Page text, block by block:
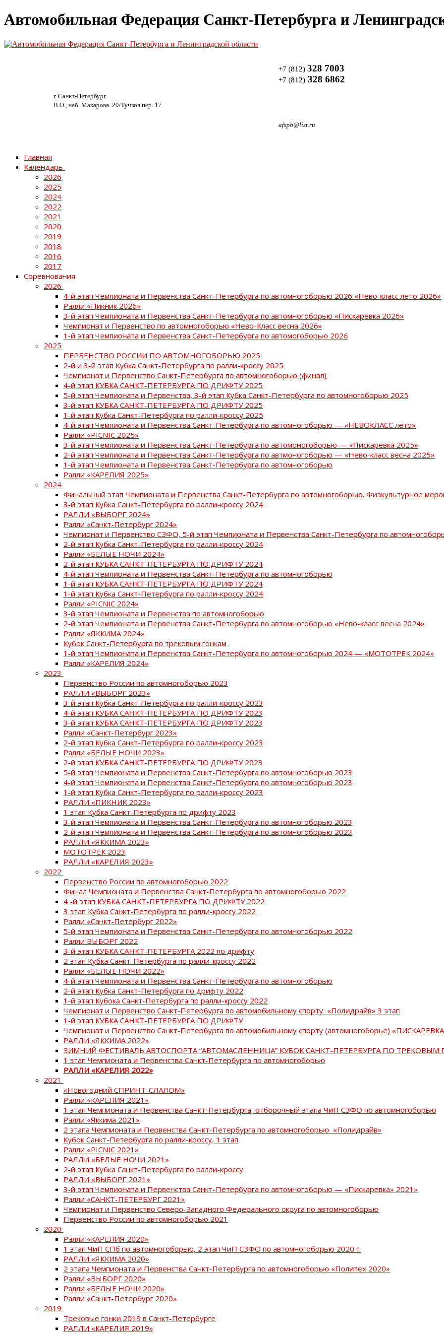
Автомобильная Федерация Санкт-Петербурга и
г. Санкт-Петербург,
В.О., наб. Макарова 20/Тучков пер. 17
+7 (812) 328 7003
+7 (812) 328 6862
afspb@list.ru
Главная
Календарь
2026
2025
2024
2022
2021
2020
2019
2018
2016
2017
Соревнования
2026
4-й этап Чемпионата и Первенства Санкт-Петербурга по автомногоборью 2026 «Нево-класс лето 2026»
Ралли «Пикник 2026»
3-й этап Чемпионата и Первенства Санкт-Петербурга по автомногоборью «Пискаревка 2026»
Чемпионат и Первенство по автомногоборью «Нево-Класс весна 2026»
1-й этап Чемпионата и Первенства Санкт-Петербурга по автомогоборью 2026
2025
ПЕРВЕНСТВО РОССИИ ПО АВТОМНОГОБОРЬЮ 2025
2-й и 3-й этап Кубка Санкт-Петербурга по ралли-кроссу 2025
Чемпионат и Первенство Санкт-Петербурга по автомногоборью (финал)
4-й этап КУБКА САНКТ-ПЕТЕРБУРГА ПО ДРИФТУ 2025
5-й этап Чемпионата и Первенства, 3-й этап Кубка Санкт-Петербурга по автомногоборью 2025
3-й этап КУБКА САНКТ-ПЕТЕРБУРГА ПО ДРИФТУ 2025
1-й этап Кубка Санкт-Петербурга по ралли-кроссу 2025
4-й этап Чемпионата и Первенства Санкт-Петербурга по автомногоборью — «НЕВОКЛАСС лето»
Ралли «PICNIC 2025»
3-й этап Чемпионата и Первенства Санкт-Петербурга по автомоногоборью — «Пискаревка 2025»
2-й этап Чемпионата и Первенства Санкт-Петербурга по автмоногоборью — «Нево-класс весна 2025»
1-й этап Чемпионата и Первенства Санкт-Петербурга по автомногоборью
Ралли «КАРЕЛИЯ 2025»
2024
Финальный этап Чемпионата и Первенства Санкт-Петербурга по автомногоборью. Физкультурное
3-й этап Кубка Санкт-Петербурга по ралли-кроссу 2024
РАЛЛИ «ВЫБОРГ 2024»
Ралли «Санкт-Петербург 2024»
Чемпионат и Первенство СЗФО, 5-й этап Чемпионата и Первенства Санкт-Петербурга по
2-й этап Кубка Санкт-Петербурга по ралли-кроссу 2024
Ралли «БЕЛЫЕ НОЧИ 2024»
2-й этап КУБКА САНКТ-ПЕТЕРБУРГА ПО ДРИФТУ 2024
4-й этап Чемпионата и Первенства Санкт-Петербурга по автомногоборью
1-й этап КУБКА САНКТ-ПЕТЕРБУРГА ПО ДРИФТУ 2024
1-й этап Кубка Санкт-Петербурга по ралли-кроссу 2024
Ралли «PICNIC 2024»
3-й этап Чемпионата и Первенства по автомногоборью
2-й этап Чемпионата и Первенства Санкт-Петербурга по автомногоборью «Нево-класс весна 2024»
Ралли «ЯККИМА 2024»
Кубок Санкт-Петербурга по трековым гонкам
1-й этап Чемпионата и Первенства Санкт-Петербурга по автомногоборью 2024 — «МОТОТРЕК 2024»
Ралли «КАРЕЛИЯ 2024»
2023
Первенство России по автомногоборью 2023
РАЛЛИ «ВЫБОРГ 2023»
3-й этап Кубка Санкт-Петербурга по ралли-кроссу 2023
4-й этап КУБКА САНКТ-ПЕТЕРБУРГА ПО ДРИФТУ 2023
3-й этап КУБКА САНКТ-ПЕТЕРБУРГА ПО ДРИФТУ 2023
Ралли «Санкт-Петербург 2023»
2-й этап Кубка Санкт-Петербурга по ралли-кроссу 2023
Ралли «БЕЛЫЕ НОЧИ 2023»
2-й этап КУБКА САНКТ-ПЕТЕРБУРГА ПО ДРИФТУ 2023
5-й этап Чемпионата и Первенства Санкт-Петербурга по автомногоборью 2023
4-й этап Чемпионата и Первенства Санкт-Петербурга по автомногоборью 2023
1-й этап Кубка Санкт-Петербурга по ралли-кроссу 2023
РАЛЛИ «ПИКНИК 2023»
1 этап Кубка Санкт-Петербурга по дрифту 2023
3-й этап Чемпионата и Первенства Санкт-Петербурга по автомногоборью 2023
2-й этап Чемпионата и Первенства Санкт-Петербурга по автомногоборью 2023
РАЛЛИ «ЯККИМА 2023»
МОТОТРЕК 2023
РАЛЛИ «КАРЕЛИЯ 2023»
2022
Первенство России по автомногоборью 2022
Финал Чемпионата и Первенства Санкт-Петербурга по автомногоборью 2022
4 -й этап КУБКА САНКТ-ПЕТЕРБУРГА ПО ДРИФТУ 2022
3 этап Кубка Санкт-Петербурга по ралли-кроссу 2022
Ралли «Санкт-Петербург 2022»
5-й этап Чемпионата и Первенства Санкт-Петербурга по автомногоборью 2022
Ралли ВЫБОРГ 2022
3-й этап КУБКА САНКТ-ПЕТЕРБУРГА 2022 по дрифту
2 этап Кубка Санкт-Петербурга по ралли-кроссу 2022
Ралли «БЕЛЫЕ НОЧИ 2022»
4-й этап Чемпионата и Первенства Санкт-Петербурга по автомногоборью
2-й этап Кубка Санкт-Петербурга по дрифту 2022
1-й этап Кубока Санкт-Петербурга по ралли-кроссу 2022
Чемпионат и Первенство Санкт-Петербурга по автомобильному спорту «Полидрайв» 3 этап
1-й этап КУБКА САНКТ-ПЕТЕРБУРГА ПО ДРИФТУ
Чемпионат и Первенство Санкт-Петербурга по автомобильному спорту (автомногоборье)
РАЛЛИ «ЯККИМА 2022»
ЗИМНИЙ ФЕСТИВАЛЬ АВТОСПОРТА “АВТОМАСЛЕННИЦА” КУБОК САНКТ-ПЕТЕРБУРГА ПО ТРЕКОВЫМ
1 этап Чемпионата и Первенства Санкт-Петербурга по автомногоборью
РАЛЛИ «КАРЕЛИЯ 2022»
2021
«Новогодний СПРИНТ-СЛАЛОМ»
Ралли «КАРЕЛИЯ 2021»
1 этап Чемпионата и Первенства Санкт-Петербурга, отборочный этапа ЧиП СЗФО по автомногоборью
Ралли «Яккима 2021»
2 этапа Чемпионата и Первенства Санкт-Петербурга по автомногоборью «Полидрайв»
Кубок Санкт-Петербурга по ралли-кроссу, 1 этап
Ралли «PICNIC 2021»
РАЛЛИ «БЕЛЫЕ НОЧИ 2021»
2-й этап Кубка Санкт-Петербурга по ралли-кроссу
РАЛЛИ «ВЫБОРГ 2021»
3-й этап Чемпионата и Первенства Санкт-Петербурга по автомногоборью — «Пискаревка» 2021»
Ралли «САНКТ-ПЕТЕРБУРГ 2021»
Чемпионат и Первенство Северо-Западного Федерального округа по автомногоборью
Первенство России по автомногоборью 2021
2020
Ралли «КАРЕЛИЯ 2020»
1 этап ЧиП СПб по автомногоборью, 2 этап ЧиП СЗФО по автомногоборью 2020 г.
РАЛЛИ «ЯККИМА 2020»
2 этапа Чемпионата и Первенства Санкт-Петербурга по автомногоборью «Политех 2020»
Ралли «ВЫБОРГ 2020»
Ралли «БЕЛЫЕ НОЧИ 2020»
Ралли «Санкт-Петербург 2020»
2019
Трековые гонки 2019 в Санкт-Петербурге
РАЛЛИ «КАРЕЛИЯ 2019»